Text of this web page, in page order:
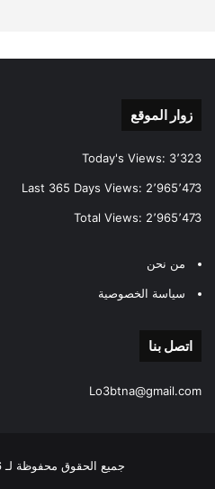
زوار الموقع
Today's Views: 3٬323
Last 365 Days Views: 2٬965٬473
Total Views: 2٬965٬473
من نحن
سياسة الخصوصية
اتصل بنا
Lo3btna@gmail.com
جميع الحقوق محفوظة لـ Lo3BTNA 2026 ©